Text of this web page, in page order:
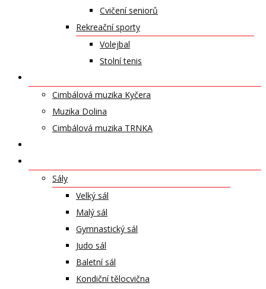
Cvičení seniorů
Rekreační sporty
Volejbal
Stolní tenis
Cimbálová muzika Kyčera
Muzika Dolina
Cimbálová muzika TRNKA
Sály
Velký sál
Malý sál
Gymnastický sál
Judo sál
Baletní sál
Kondiční tělocvična